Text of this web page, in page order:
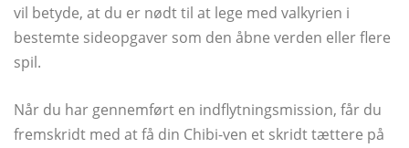
vil betyde, at du er nødt til at lege med valkyrien i
bestemte sideopgaver som den åbne verden eller flere
spil.
Når du har gennemført en indflytningsmission, får du
fremskridt med at få din Chibi-ven et skridt tættere på